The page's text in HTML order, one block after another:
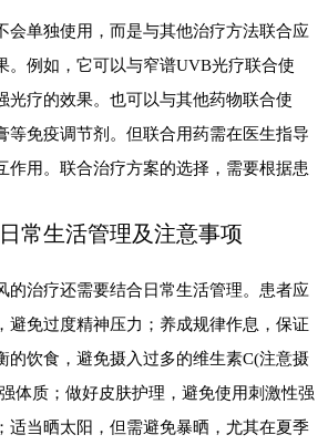
会单独使用，而是与其他治疗方法联合应
。例如，它可以与窄谱UVB光疗联合使
光疗的效果。也可以与其他药物联合使
等免疫调节剂。但联合用药需在医生指导
作用。联合治疗方案的选择，需要根据患
常生活管理及注意事项
的治疗还需要结合日常生活管理。患者应
避免过度精神压力；养成规律作息，保证
的饮食，避免摄入过多的维生素C(注意摄
体质；做好皮肤护理，避免使用刺激性强
适当晒太阳，但需避免暴晒，尤其在夏季